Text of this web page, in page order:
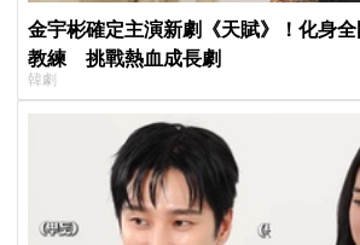
金宇彬確定主演新劇《天賦》！化身
教練 挑戰熱血成長劇
韓劇